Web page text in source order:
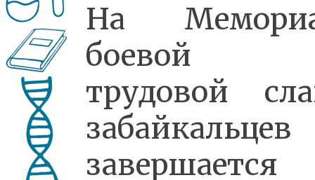
На
боевой
трудовой
забайкальцев
завершается